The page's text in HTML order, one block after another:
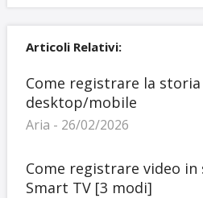
Articoli Relativi:
Come registrare la
desktop/mobile
Aria - 26/02/2026
Come registrare video in
Smart TV [3 modi]